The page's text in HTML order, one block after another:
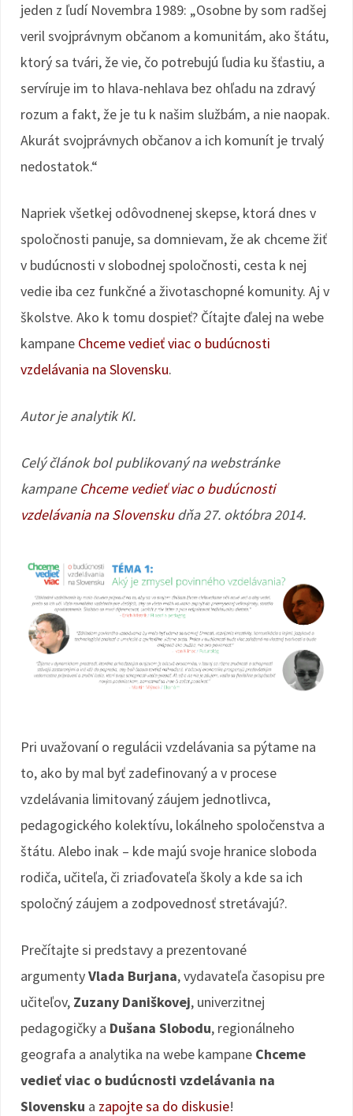
jeden z ľudí Novembra 1989: „Osobne by som radšej
veril svojprávnym občanom a komunitám, ako štátu,
ktorý sa tvári, že vie, čo potrebujú ľudia ku šťastiu, a
servíruje im to hlava-nehlava bez ohľadu na zdravý
rozum a fakt, že je tu k našim službám, a nie naopak.
Akurát svojprávnych občanov a ich komunít je trvalý
nedostatok.“
Napriek všetkej odôvodnenej skepse, ktorá dnes v
spoločnosti panuje, sa domnievam, že ak chceme žiť
v budúcnosti v slobodnej spoločnosti, cesta k nej
vedie iba cez funkčné a životaschopné komunity. Aj v
školstve. Ako k tomu dospieť? Čítajte ďalej na webe
kampane Chceme vedieť viac o budúcnosti
vzdelávania na Slovensku.
Autor je analytik KI.
Celý článok bol publikovaný na webstránke
kampane Chceme vedieť viac o budúcnosti
vzdelávania na Slovenskudňa 27. októbra 2014.
Pri uvažovaní o regulácii vzdelávania sa pýtame na
to, ako by mal byť zadefinovaný a v procese
vzdelávania limitovaný záujem jednotlivca,
pedagogického kolektívu, lokálneho spoločenstva a
štátu. Alebo inak – kde majú svoje hranice sloboda
rodiča, učiteľa, či zriaďovateľa školy a kde sa ich
spoločný záujem a zodpovednosť stretávajú?.
Prečítajte si predstavy a prezentované
argumentyVlada Burjana, vydavateľa časopisu pre
učiteľov, Zuzany Daniškovej, univerzitnej
pedagogičky a Dušana Slobodu, regionálneho
geografa a analytika na webe kampane Chceme
vedieť viac o budúcnosti vzdelávania na
Slovensku a zapojte sa do diskusie!